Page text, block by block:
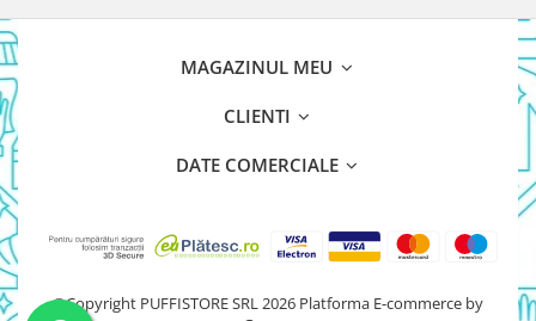
MAGAZINUL MEU
CLIENTI
DATE COMERCIALE
©Copyright PUFFISTORE SRL 2026 Platforma E-commerce by